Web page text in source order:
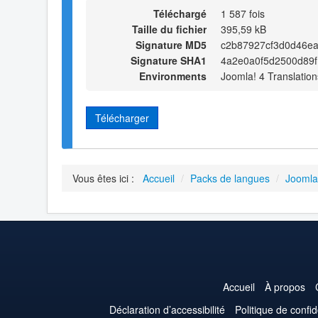
Téléchargé
1 587 fois
Taille du fichier
395,59 kB
Signature MD5
Signature SHA1
Environments
Joomla! 4
Télécharger
Vous êtes ici : Accueil / Packs de langues /
Accueil À propos
Déclaration d’accessibilité
Politique de